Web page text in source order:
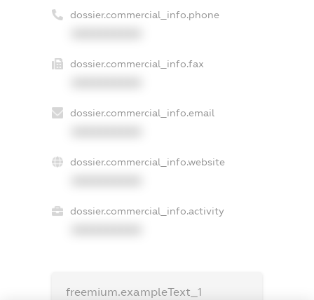
dossier.commercial_info.phone
dossier.commercial_info.fax
dossier.commercial_info.email
dossier.commercial_info.website
dossier.commercial_info.activity
freemium.exampleText_1